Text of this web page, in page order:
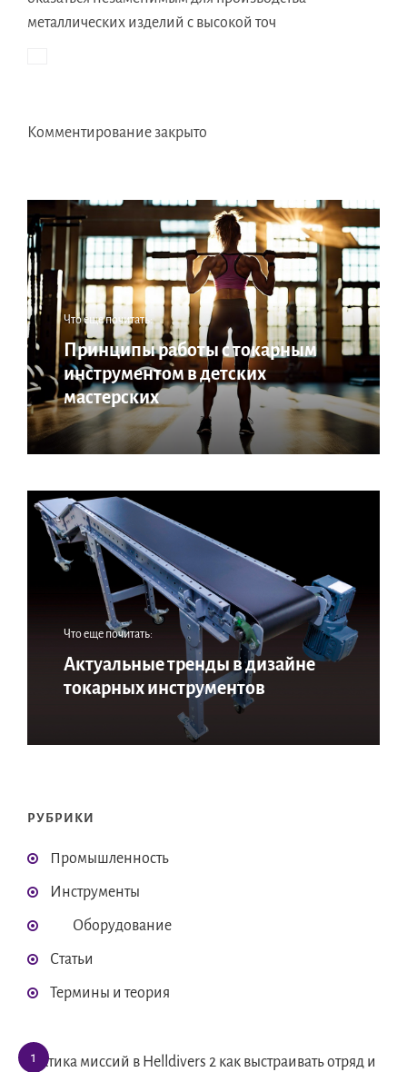
металлических изделий с высокой точ
Комментирование закрыто
Что еще почитать:
Принципы работы с токарным
инструментом в детских
мастерских
Что еще почитать:
Актуальные тренды в дизайне
токарных инструментов
РУБРИКИ
Промышленность
Инструменты
Оборудование
Статьи
Термины и теория
Тактика миссий в Helldivers 2 как выстраивать отряд и